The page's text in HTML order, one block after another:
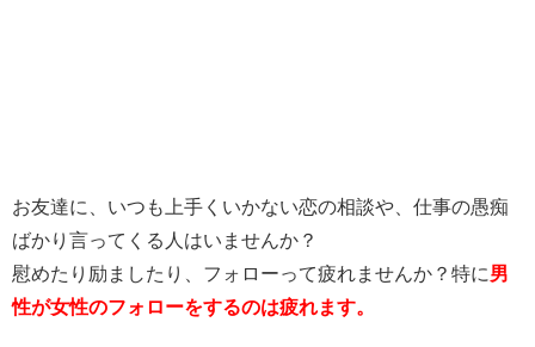
お友達に、いつも上手くいかない恋の相談や、仕事の愚痴
ばかり言ってくる人はいませんか？
慰めたり励ましたり、フォローって疲れませんか？特に男
性が女性のフォローをするのは疲れます。